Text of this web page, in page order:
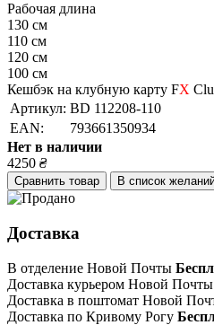
Рабочая длина
130 см
110 см
120 см
100 см
Кешбэк на клубную карту FX
Артикул: BD 112208-110
EAN:
793661350934
Нет в наличии
4250 ₴
Сравнить товар В список
Доставка
В отделение Новой Почты
Доставка курьером Новой Почты
Доставка в поштомат Новой
Доставка по Кривому Рогу